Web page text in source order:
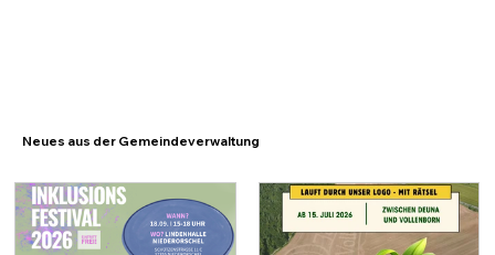
Neues aus der Gemeindeverwaltung